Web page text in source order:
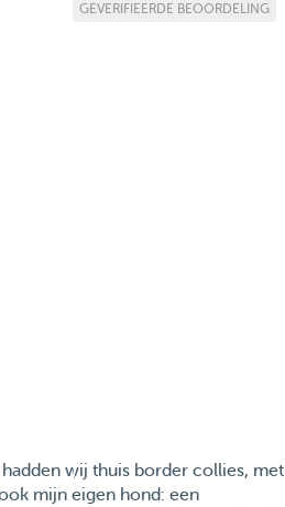
GEVERIFIEERDE BEOORDELING
wij thuis border collies, met
mijn eigen hond: een